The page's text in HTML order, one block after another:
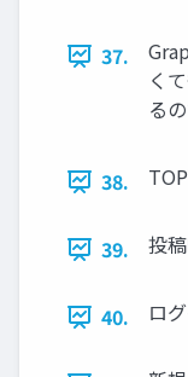
37.
く
る
38.
39. 投
40. ロ